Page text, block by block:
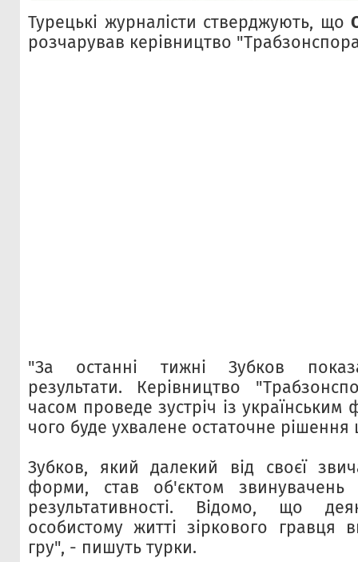
Турецькі журналісти стверджують, що
розчарував керівництво
"За останні тижні Зубков
результати. Керівництво
часом проведе зустріч із українським
чого буде ухвалене остаточне
Зубков, який далекий від своєї
форми, став об'єктом звинувачень
результативності. Відомо, що
особистому житті зіркового гравця
гру", - пишуть турки.